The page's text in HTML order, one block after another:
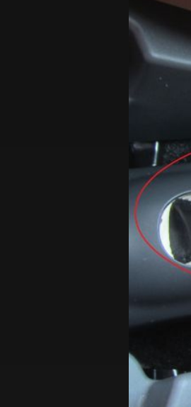
ア
ル
ジ
リ
エ
タ